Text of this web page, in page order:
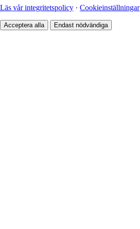
Läs vår integritetspolicy · Cookieinställningar
Acceptera alla Endast nödvändiga